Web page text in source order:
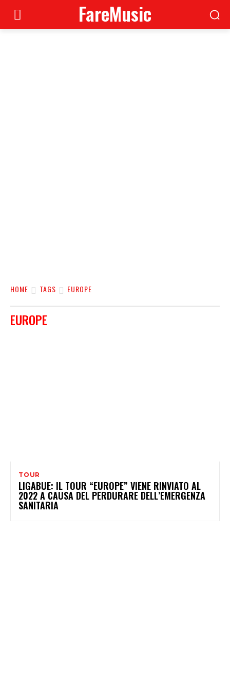
FareMusic
HOME TAGS EUROPE
EUROPE
TOUR
LIGABUE: IL TOUR “EUROPE” VIENE RINVIATO AL
2022 A CAUSA DEL PERDURARE DELL’EMERGENZA
SANITARIA